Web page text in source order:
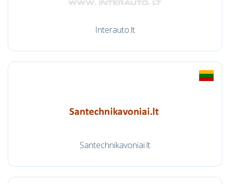
Interauto.lt
Santechnikavoniai.lt